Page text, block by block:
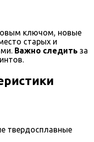
ключом, новые
старых и
Важно следить за
твердосплавные